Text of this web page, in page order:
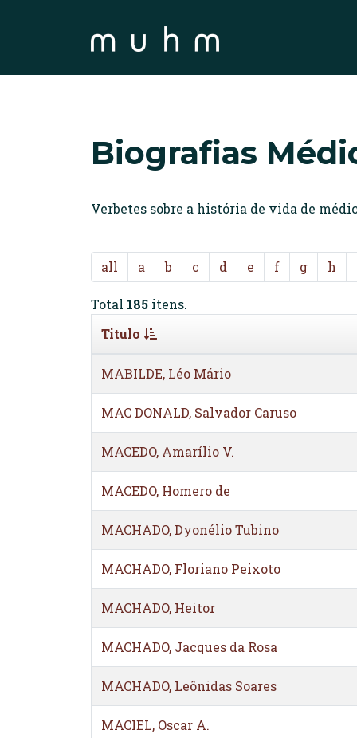
Biografias
Verbetes sobre a história de vida de
all a b c d e f g h
Total 185 itens.
Titulo
MABILDE, Léo Mário
MAC DONALD, Salvador Caruso
MACEDO, Amarílio V.
MACEDO, Homero de
MACHADO, Dyonélio Tubino
MACHADO, Floriano Peixoto
MACHADO, Heitor
MACHADO, Jacques da Rosa
MACHADO, Leônidas Soares
MACIEL, Oscar A.